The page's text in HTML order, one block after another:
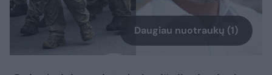
Daugiau nuotraukų (1)